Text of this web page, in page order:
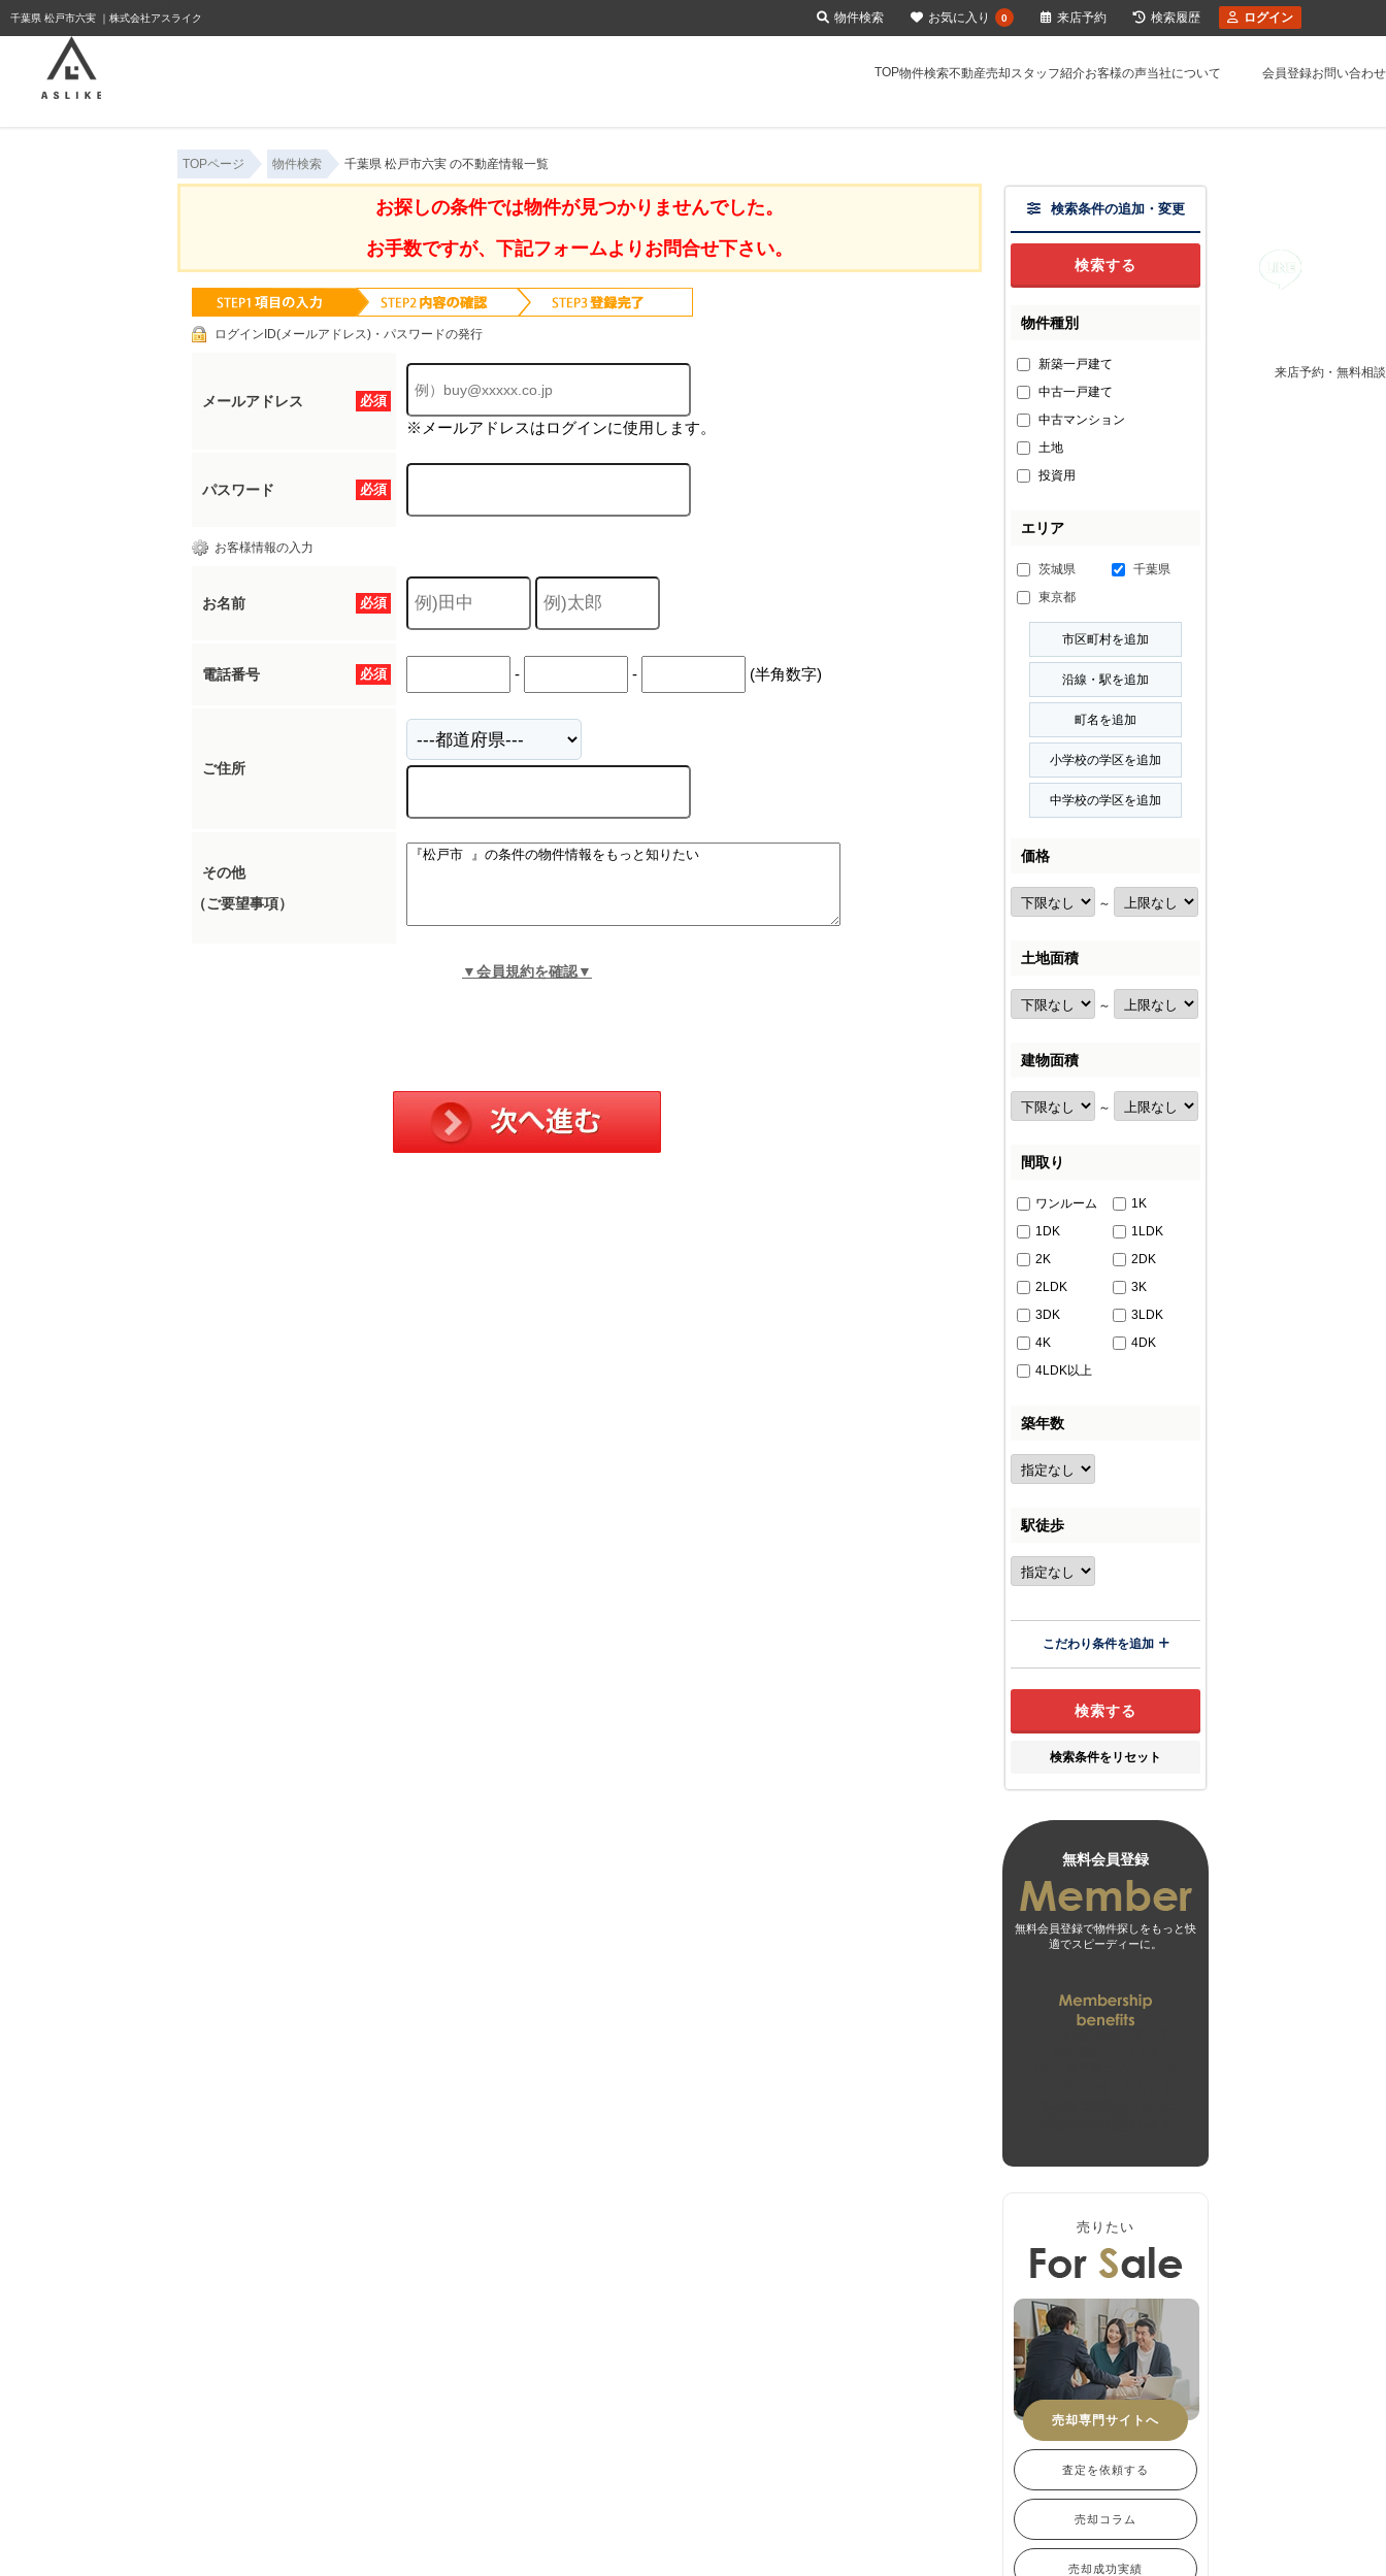
千葉県 松戸市六実 ｜株式会社アスライク
TOP物件検索不動産売却スタッフ紹介お客様の声当社について 会員登録お問い合わせ
来店予約・無料相談
TOPページ 物件検索 千葉県 松戸市六実 の不動産情報一覧
お探しの条件では物件が見つかりませんでした。
お手数ですが、下記フォームよりお問合せ下さい。
ログインID(メールアドレス)・パスワードの発行
必須
メールアドレス
※メールアドレスはログインに使用します。
必須
パスワード
お客様情報の入力
必須
お名前
必須
電話番号 - - (半角数字)
ご住所
その他
（ご要望事項）
▼会員規約を確認▼
検索条件の追加・変更
物件種別
新築一戸建て
中古一戸建て
中古マンション
土地
投資用
エリア
茨城県
千葉県
東京都
価格
～
土地面積
～
建物面積
～
間取り
ワンルーム
1K
1DK
1LDK
2K
2DK
2LDK
3K
3DK
3LDK
4K
4DK
4LDK以上
築年数
駅徒歩
こだわり条件を追加
検索条件をリセット
無料会員登録
無料会員登録で物件探しをもっと快
適でスピーディーに。
売りたい
売却専門サイトへ
査定を依頼する
売却コラム
売却成功実績
物件検索 お気に入り 0 来店予約 検索履歴 ログイン